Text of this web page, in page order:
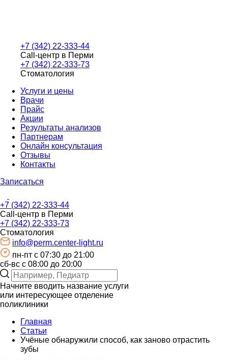
+7 (342) 22-333-44
Call-центр в Перми
+7 (342) 22-333-73
Стоматология
Услуги и цены
Врачи
Прайс
Акции
Результаты анализов
Партнерам
Онлайн консультация
Отзывы
Контакты
Записаться
+7 (342) 22-333-44
Call-центр в Перми
+7 (342) 22-333-73
Стоматология
info@perm.center-light.ru
пн-пт c 07:30 до 21:00
сб-вс с 08:00 до 20:00
Начните вводить название услуги
или интересующее отделение
поликлиники
Главная
Статьи
Учёные обнаружили способ, как заново отрастить
зубы